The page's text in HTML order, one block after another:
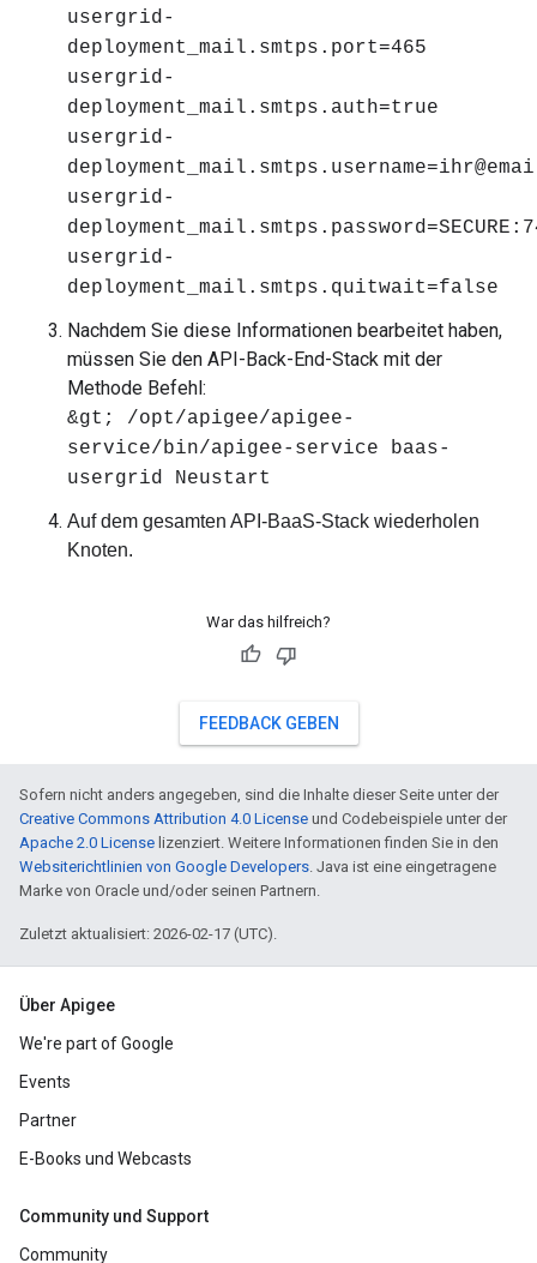
usergrid-
deployment_mail.smtps.port=465
usergrid-
deployment_mail.smtps.auth=true
usergrid-
usergrid-
usergrid-
deployment_mail.smtps.quitwait=false
Nachdem Sie diese Informationen bearbeitet haben,
müssen Sie den API-Back-End-Stack mit der
Methode Befehl:
&gt; /opt/apigee/apigee-
service/bin/apigee-service baas-
usergrid Neustart
Auf dem gesamten API-BaaS-Stack wiederholen
Knoten.
War das hilfreich?
FEEDBACK GEBEN
Sofern nicht anders angegeben, sind die Inhalte dieser Seite unter der
Creative Commons Attribution 4.0 License und Codebeispiele unter der
Apache 2.0 License lizenziert. Weitere Informationen finden Sie in den
Websiterichtlinien von Google Developers. Java ist eine eingetragene
Marke von Oracle und/oder seinen Partnern.
Zuletzt aktualisiert: 2026-02-17 (UTC).
Über Apigee
We're part of Google
Events
Partner
E-Books und Webcasts
Community und Support
Community